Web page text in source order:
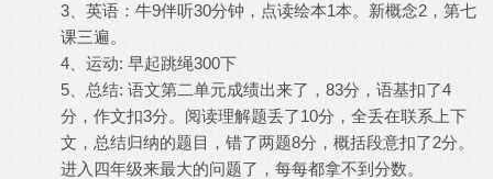
3、英语：牛9伴听30分钟，点读绘本1本。新概念2，第七
课三遍。
4、运动: 早起跳绳300下
5、总结: 语文第二单元成绩出来了，83分，语基扣了4
分，作文扣3分。阅读理解题丢了10分，全丢在联系上下
文，总结归纳的题目，错了两题8分，概括段意扣了2分。
进入四年级来最大的问题了，每每都拿不到分数。